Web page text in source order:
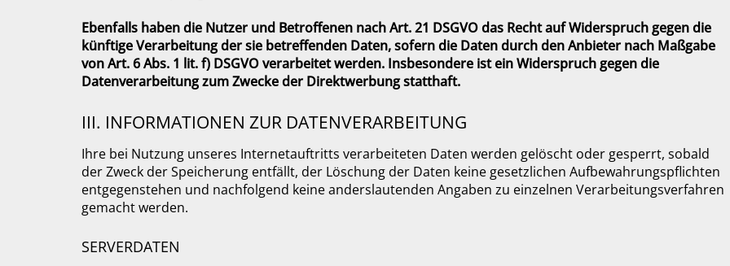
Ebenfalls haben die Nutzer und Betroffenen nach Art. 21 DSGVO das Recht auf Widerspruch gegen die
künftige Verarbeitung der sie betreffenden Daten, sofern die Daten durch den Anbieter nach Maßgabe
von Art. 6 Abs. 1 lit. f) DSGVO verarbeitet werden. Insbesondere ist ein Widerspruch gegen die
Datenverarbeitung zum Zwecke der Direktwerbung statthaft.
III. INFORMATIONEN ZUR DATENVERARBEITUNG
Ihre bei Nutzung unseres Internetauftritts verarbeiteten Daten werden gelöscht oder gesperrt, sobald
der Zweck der Speicherung entfällt, der Löschung der Daten keine gesetzlichen Aufbewahrungspflichten
entgegenstehen und nachfolgend keine anderslautenden Angaben zu einzelnen Verarbeitungsverfahren
gemacht werden.
SERVERDATEN